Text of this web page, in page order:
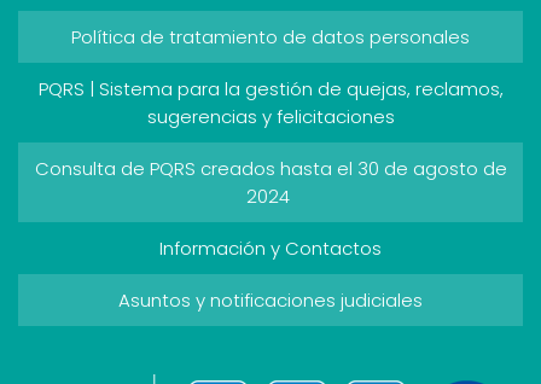
Política de tratamiento de datos personales
PQRS | Sistema para la gestión de quejas, reclamos,
sugerencias y felicitaciones
Consulta de PQRS creados hasta el 30 de agosto de
2024
Información y Contactos
Asuntos y notificaciones judiciales